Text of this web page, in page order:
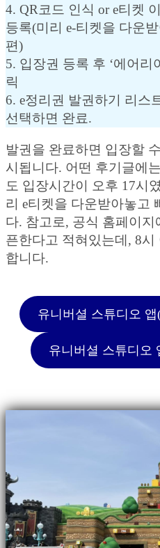
4. QR코드 인식 or e티켓
등록(미리 e-티켓을 다운
편)
5. 입장권 등록 후 ‘에어리
릭
6. e정리권 발권하기 리스
선택하면 완료.
발권을 완료하면 입장할
시됩니다. 어떤 후기글에
도 입장시간이 오후 17시
리 e티켓을 다운받아놓고
다. 참고로, 공식 홈페이지
픈한다고 적혀있는데, 8
합니다.
유니버셜 스튜디오
유니버셜 스튜디오